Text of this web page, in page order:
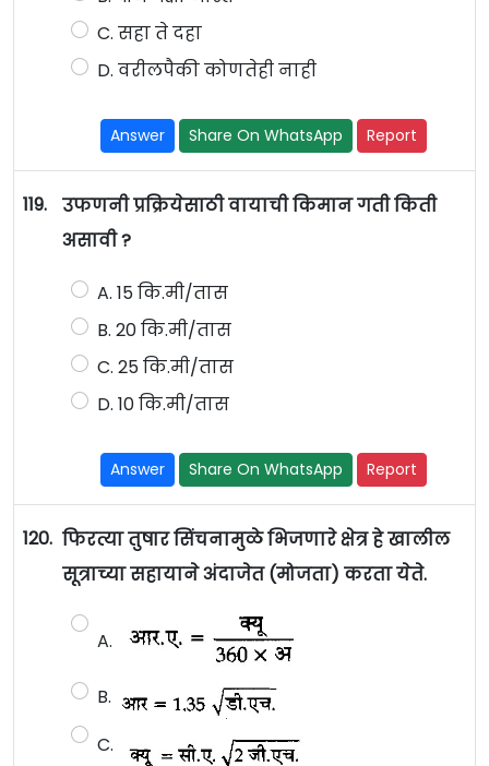
C. सहा ते दहा
D. वरीलपैकी कोणतेही नाही
Answer Share On WhatsApp Report
119.
उफणनी प्रक्रियेसाठी वायाची किमान गती किती
असावी ?
A. 15 कि.मी/तास
B. 20 कि.मी/तास
C. 25 कि.मी/तास
D. 10 कि.मी/तास
Answer Share On WhatsApp Report
120. फिरत्या तुषार सिंचनामुळे भिजणारे क्षेत्र हे खालील
सूत्राच्या सहायाने अंदाजेत (मोजता) करता येते.
A.
B.
C.